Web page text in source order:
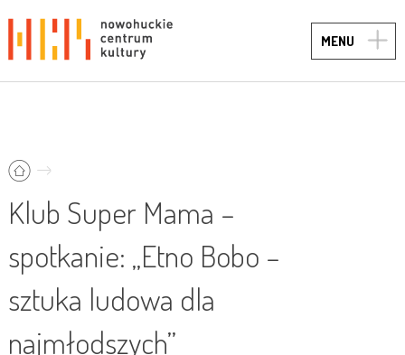
MENU
Klub Super Mama –
spotkanie: „Etno Bobo –
sztuka ludowa dla
najmłodszych”